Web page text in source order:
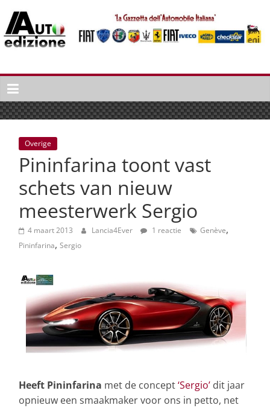
naar
inhoud
Auto
Edizione
La
Gazetta
dell'Automobile
Italiana
autonieuws
lifestyle
Overige
Pininfarina toont vast
schets van nieuw
meesterwerk Sergio
4 maart 2013 Lancia4Ever 1 reactie Genève,
Pininfarina, Sergio
Heeft Pininfarina met de concept‘Sergio’ dit jaar
opnieuw een smaakmaker voor ons in petto, net